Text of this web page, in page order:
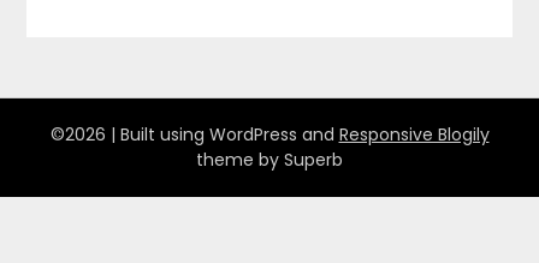
©2026 | Built using WordPress and Responsive Blogily
theme by Superb